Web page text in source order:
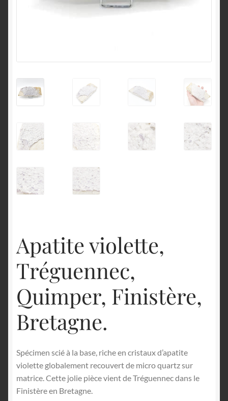
Apatite violette,
Tréguennec,
Quimper, Finistère,
Bretagne.
Spécimen scié à la base, riche en cristaux d’apatite
violette globalement recouvert de micro quartz sur
matrice. Cette jolie pièce vient de Tréguennec dans le
Finistère en Bretagne.